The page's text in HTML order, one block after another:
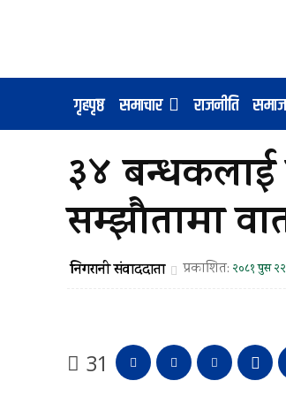
गृहपृष्ठ समाचार राजनीति समाज
३४ बन्धकलाई
सम्झौतामा
निगरानी संवाददाता प्रकाशित: २०८१ पुस २२
31